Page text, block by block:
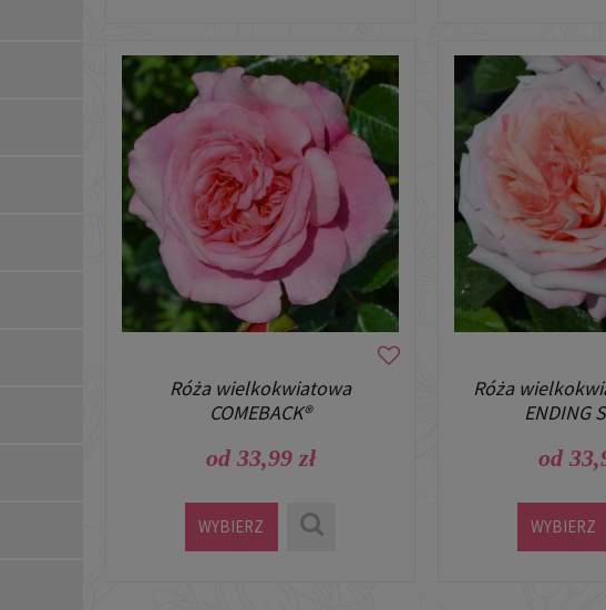
Róża wielkokwiatowa
COMEBACK®
od 33,99 zł
WYBIERZ
Róża
ENDING
od
WYBIERZ